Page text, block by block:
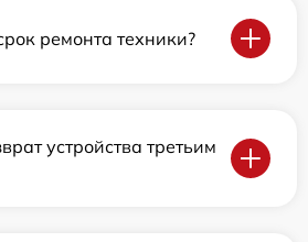
ремонта техники?
устройства третьим